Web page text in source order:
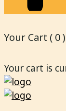
Your Cart ( 0)
Your cart is